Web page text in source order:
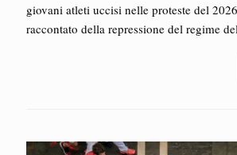
giovani atleti uccisi nelle proteste del
raccontato della repressione del regime